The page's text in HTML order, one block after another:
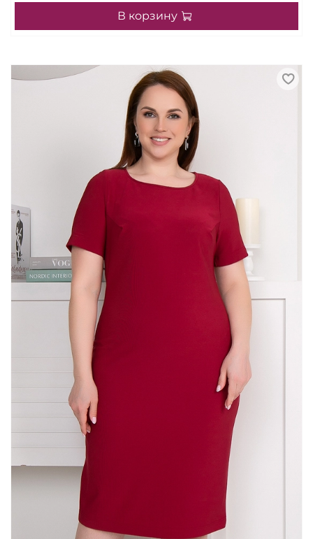
В корзину